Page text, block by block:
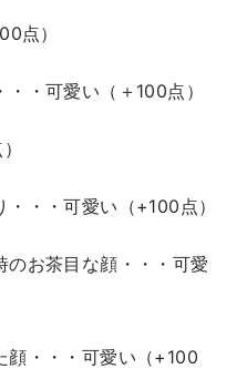
点）
・可愛い（＋100点）
・・可愛い（+100点）
のお茶目な顔・・・可愛
顔・・・可愛い（+100